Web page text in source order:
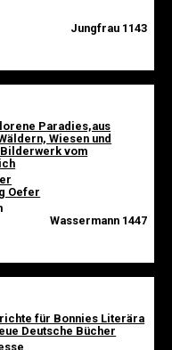
Jungfrau 1143
Paradies,aus
Wiesen und
vom
Oefer
Wassermann 1447
für Bonnies Literära
Deutsche Bücher